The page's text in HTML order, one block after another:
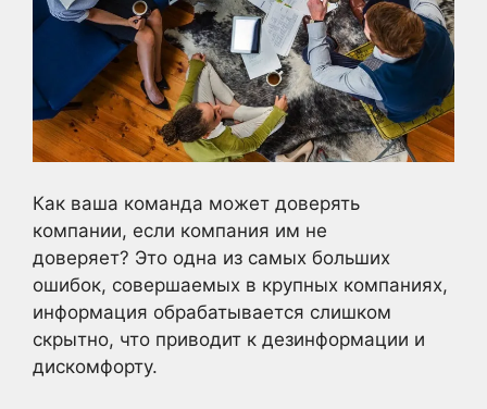
Как ваша команда может доверять
компании, если компания им не
доверяет? Это одна из самых больших
ошибок, совершаемых в крупных компаниях,
информация обрабатывается слишком
скрытно, что приводит к дезинформации и
дискомфорту.